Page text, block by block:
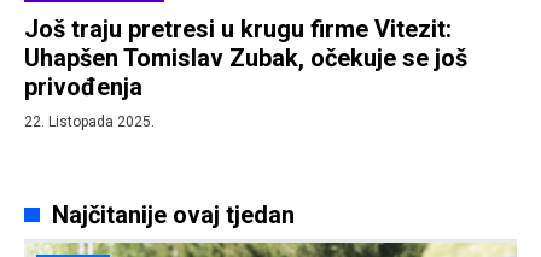
Još traju pretresi u krugu firme Vitezit:
Uhapšen Tomislav Zubak, očekuje se još
privođenja
22. Listopada 2025.
Najčitanije ovaj tjedan